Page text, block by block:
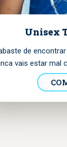
Unisex
de
vais estar mal
disponível em
logotipo
colecção “Herói